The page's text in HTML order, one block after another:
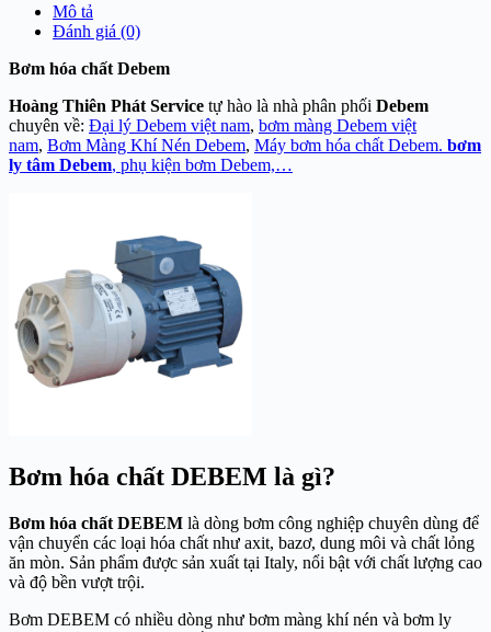
Mô tả
Đánh giá (0)
Bơm hóa chất Debem
Hoàng Thiên Phát Service tự hào là nhà phân phối Debem
chuyên về: Đại lý Debem việt nam, bơm màng Debem việt
nam, Bơm Màng Khí Nén Debem, Máy bơm hóa chất Debem. bơm
ly tâm Debem, phụ kiện bơm Debem,…
Bơm hóa chất DEBEM là gì?
Bơm hóa chất DEBEM là dòng bơm công nghiệp chuyên dùng để
vận chuyển các loại hóa chất như axit, bazơ, dung môi và chất lỏng
ăn mòn. Sản phẩm được sản xuất tại Italy, nổi bật với chất lượng cao
và độ bền vượt trội.
Bơm DEBEM có nhiều dòng như bơm màng khí nén và bơm ly